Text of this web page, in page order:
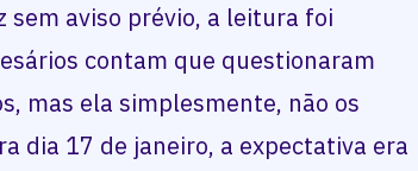
sem aviso prévio, a leitura foi
contam que questionaram
mas ela simplesmente, não os
dia 17 de janeiro, a expectativa era